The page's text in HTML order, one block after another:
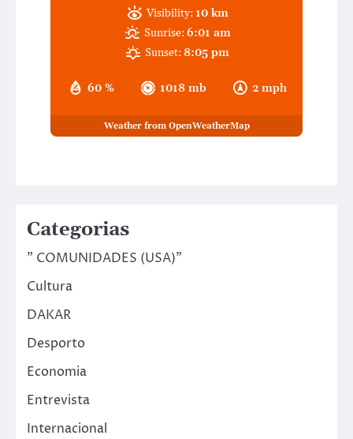
60 % 1018 mb 2 mph
Visibility: 10 km
Sunrise:6:01 am
Sunset:8:05 pm
Weather from OpenWeatherMap
Categorias
" COMUNIDADES (USA)"
Cultura
DAKAR
Desporto
Economia
Entrevista
Internacional